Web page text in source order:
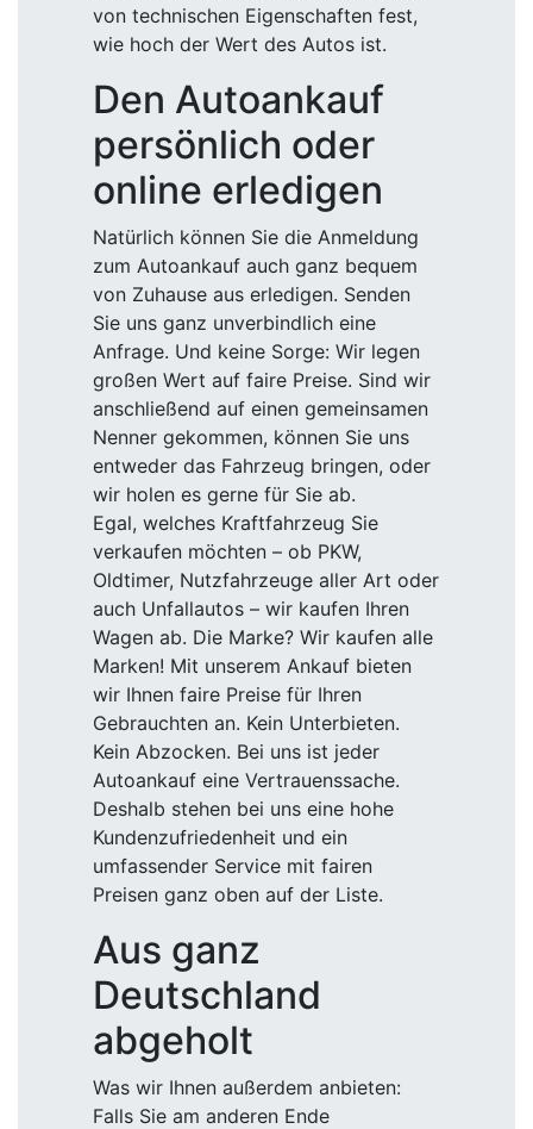
von technischen Eigenschaften fest,
wie hoch der Wert des Autos ist.
Den Autoankauf
persönlich oder
online erledigen
Natürlich können Sie die Anmeldung
zum Autoankauf auch ganz bequem
von Zuhause aus erledigen. Senden
Sie uns ganz unverbindlich eine
Anfrage. Und keine Sorge: Wir legen
großen Wert auf faire Preise. Sind wir
anschließend auf einen gemeinsamen
Nenner gekommen, können Sie uns
entweder das Fahrzeug bringen, oder
wir holen es gerne für Sie ab.
Egal, welches Kraftfahrzeug Sie
verkaufen möchten – ob PKW,
Oldtimer, Nutzfahrzeuge aller Art oder
auch Unfallautos – wir kaufen Ihren
Wagen ab. Die Marke? Wir kaufen alle
Marken! Mit unserem Ankauf bieten
wir Ihnen faire Preise für Ihren
Gebrauchten an. Kein Unterbieten.
Kein Abzocken. Bei uns ist jeder
Autoankauf eine Vertrauenssache.
Deshalb stehen bei uns eine hohe
Kundenzufriedenheit und ein
umfassender Service mit fairen
Preisen ganz oben auf der Liste.
Aus ganz
Deutschland
abgeholt
Was wir Ihnen außerdem anbieten:
Falls Sie am anderen Ende